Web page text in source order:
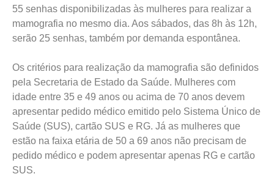
55 senhas disponibilizadas às mulheres para realizar a
mamografia no mesmo dia. Aos sábados, das 8h às 12h,
serão 25 senhas, também por demanda espontânea.
Os critérios para realização da mamografia são definidos
pela Secretaria de Estado da Saúde. Mulheres com
idade entre 35 e 49 anos ou acima de 70 anos devem
apresentar pedido médico emitido pelo Sistema Único de
Saúde (SUS), cartão SUS e RG. Já as mulheres que
estão na faixa etária de 50 a 69 anos não precisam de
pedido médico e podem apresentar apenas RG e cartão
SUS.